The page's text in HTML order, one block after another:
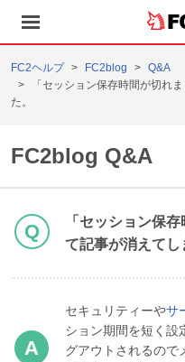
FC2ヘルプ FC2blog
Q&A
「セッション保存時間が切れ
た。
FC2blog Q&A
「セッション保
て記事が消えてし
セキュリティーやサ
ション期間を短く設
グアウトされるので